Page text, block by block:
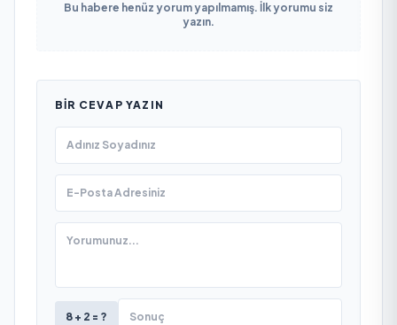
Bu habere henüz yorum yapılmamış. İlk yorumu siz
yazın.
BIR CEVAP YAZIN
8 + 2 = ?